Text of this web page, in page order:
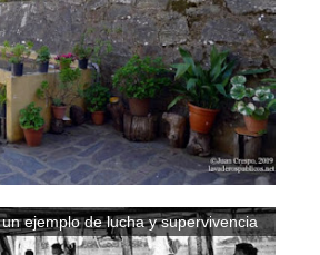
ejemplo de lucha y supervivencia